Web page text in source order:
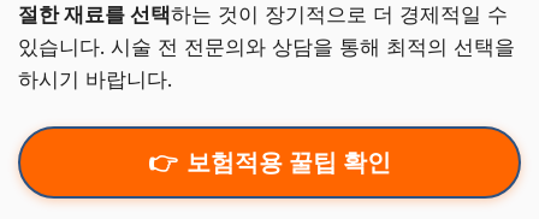
절한 재료를 선택하는 것이 장기적으로 더 경제적일 수
있습니다. 시술 전 전문의와 상담을 통해 최적의 선택을
하시기 바랍니다.
보험적용 꿀팁 확인